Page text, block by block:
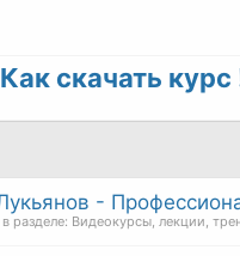
Как скачать курс
-
, в разделе: Видеокурсы, лекции,